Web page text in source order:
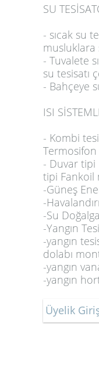
SU
- sıcak su
musluklara
- Tuvalete
su tesisatı
- Bahçeye
ISI
- Kombi
Termosifon
- Duvar tipi
tipi Fankoil
-Güneş
-
-Su
-Yangın
-yangın
dolabı
-yangın
-yangın
Üyelik